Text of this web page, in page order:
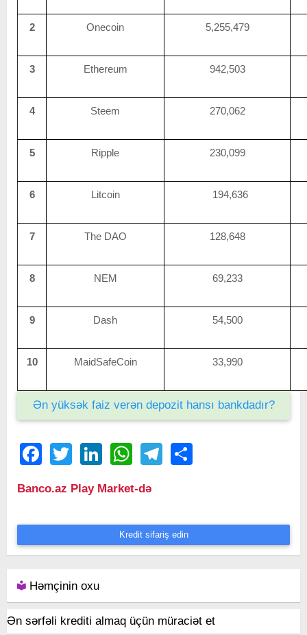
2 Onecoin 5,255,479
3 Ethereum 942,503
4 Steem 270,062
5 Ripple 230,099
6 Litcoin 194,636
7 The DAO 128,648
8 NEM 69,233
9 Dash 54,500
10 MaidSafeCoin 33,990
Ən yüksək faiz verən depozit hansı bankdadır?
FacebookTwitter LinkedIn WhatsAppTelegram
Banco.az Play Market-də
Kredit sifariş edin
Həmçinin oxu
Ən sərfəli krediti almaq üçün müraciət et